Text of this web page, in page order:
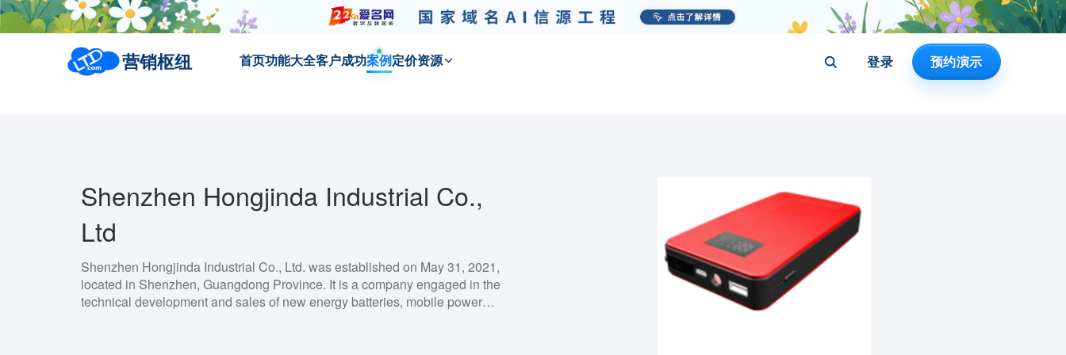
营销枢纽 首页功能大全客户成功案例 定价资源 登录 预约演示
Shenzhen Hongjinda Industrial Co.,
Ltd
Shenzhen Hongjinda Industrial Co., Ltd. was established on May 31, 2021,
located in Shenzhen, Guangdong Province. It is a company engaged in the
technical development and sales of new energy batteries, mobile power